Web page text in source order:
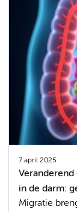
7 april 2025
in de darm:
Migratie